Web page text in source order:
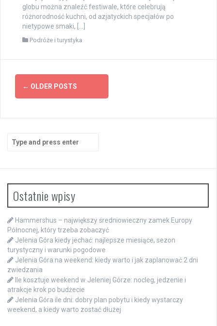
globu można znaleźć festiwale, które celebrują
różnorodność kuchni, od azjatyckich specjałów po
nietypowe smaki, […]
Podróże i turystyka
Posts
navigation
← OLDER POSTS
for:
Ostatnie wpisy
Hammershus – największy średniowieczny zamek Europy
Północnej, który trzeba zobaczyć
Jelenia Góra kiedy jechać: najlepsze miesiące, sezon
turystyczny i warunki pogodowe
Jelenia Góra na weekend: kiedy warto i jak zaplanować 2 dni
zwiedzania
Ile kosztuje weekend w Jeleniej Górze: nocleg, jedzenie i
atrakcje krok po budżecie
Jelenia Góra ile dni: dobry plan pobytu i kiedy wystarczy
weekend, a kiedy warto zostać dłużej